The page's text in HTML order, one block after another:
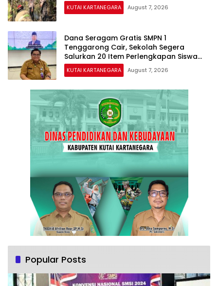
KUTAI KARTANEGARA August 7, 2026
Dana Seragam Gratis SMPN 1
Tenggarong Cair, Sekolah Segera
Salurkan 20 Item Perlengkapan Siswa
Baru
KUTAI KARTANEGARA August 7, 2026
Popular Posts